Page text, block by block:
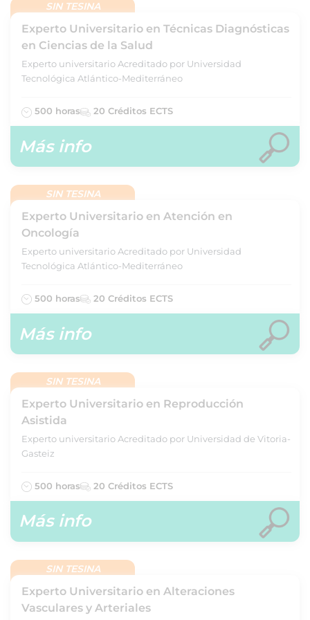
SIN TESINA
Experto Universitario en Técnicas Diagnósticas
en Ciencias de la Salud
Experto universitario Acreditado por Universidad
Tecnológica Atlántico-Mediterráneo
500 horas 20 Créditos ECTS
Más info
SIN TESINA
Experto Universitario en Atención en
Oncología
Experto universitario Acreditado por Universidad
Tecnológica Atlántico-Mediterráneo
500 horas 20 Créditos ECTS
Más info
SIN TESINA
Experto Universitario en Reproducción
Asistida
Experto universitario Acreditado por Universidad de Vitoria-
Gasteiz
500 horas 20 Créditos ECTS
Más info
SIN TESINA
Experto Universitario en Alteraciones
Vasculares y Arteriales